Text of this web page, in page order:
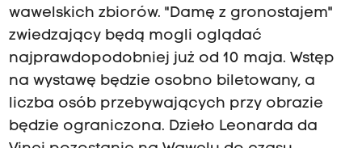
wawelskich zbiorów. "Damę z gronostajem"
zwiedzający będą mogli oglądać
najprawdopodobniej już od 10 maja. Wstęp
na wystawę będzie osobno biletowany, a
liczba osób przebywających przy obrazie
będzie ograniczona. Dzieło Leonarda da